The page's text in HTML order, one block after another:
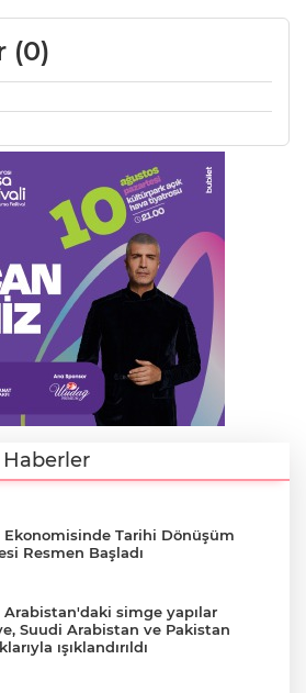
(0)
Ekonomisinde Tarihi Dönüşüm
Resmen Başladı
Arabistan'daki simge yapılar
Suudi Arabistan ve Pakistan
ışıklandırıldı